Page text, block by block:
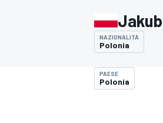
NAZIONALITÀ
Polonia
PAESE
Polonia